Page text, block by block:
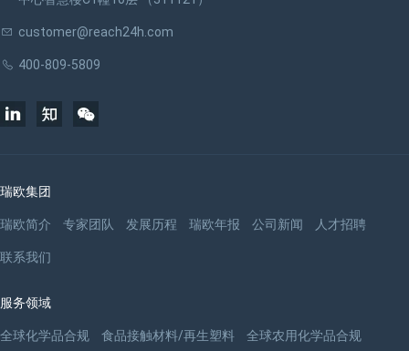
customer@reach24h.com
400-809-5809
瑞欧集团
瑞欧简介 专家团队 发展历程 瑞欧年报 公司新闻 人才招聘
联系我们
服务领域
全球化学品合规 食品接触材料/再生塑料 全球农用化学品合规